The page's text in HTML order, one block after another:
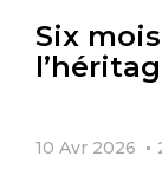
Six
10 Avr 2026